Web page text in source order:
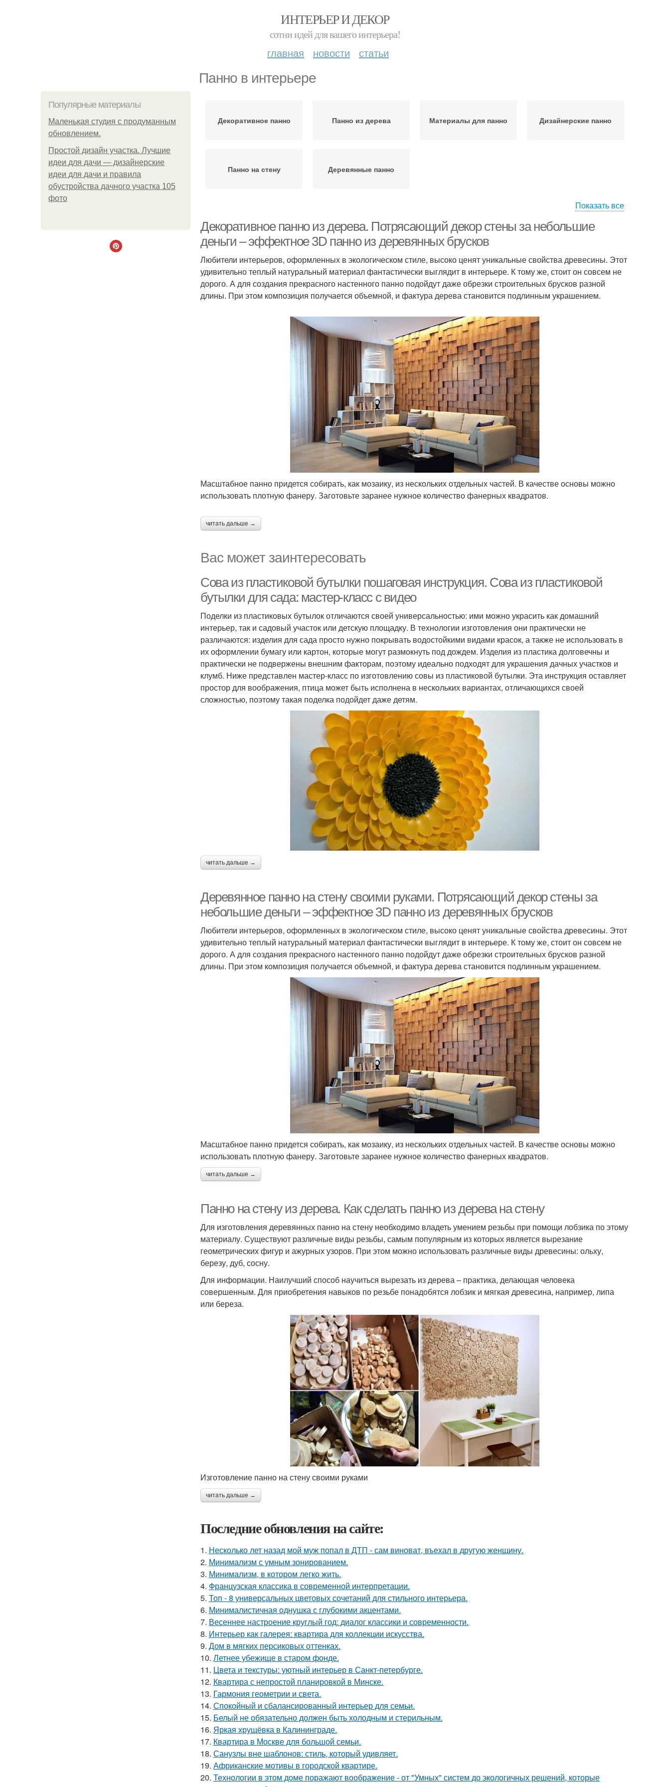
ИНТЕРЬЕР И ДЕКОР
сотни идей для вашего интерьера!
главная новости статьи
Панно в интерьере
Популярные материалы
Маленькая студия с продуманным
обновлением.
Простой дизайн участка. Лучшие
идеи для дачи — дизайнерские
идеи для дачи и правила
обустройства дачного участка 105
фото
Декоративное панно Панно из дерева Материалы для панно Дизайнерские панно
Панно на стену Деревянные панно
Показать все
Декоративное панно из дерева. Потрясающий декор стены за небольшие
деньги – эффектное 3D панно из деревянных брусков
Любители интерьеров, оформленных в экологическом стиле, высоко ценят уникальные свойства древесины. Этот
удивительно теплый натуральный материал фантастически выглядит в интерьере. К тому же, стоит он совсем не
дорого. А для создания прекрасного настенного панно подойдут даже обрезки строительных брусков разной
длины. При этом композиция получается объемной, и фактура дерева становится подлинным украшением.
Масштабное панно придется собирать, как мозаику, из нескольких отдельных частей. В качестве основы можно
использовать плотную фанеру. Заготовьте заранее нужное количество фанерных квадратов.
читать дальше →
Вас может заинтересовать
Сова из пластиковой бутылки пошаговая инструкция. Сова из пластиковой
бутылки для сада: мастер-класс с видео
Поделки из пластиковых бутылок отличаются своей универсальностью: ими можно украсить как домашний
интерьер, так и садовый участок или детскую площадку. В технологии изготовления они практически не
различаются: изделия для сада просто нужно покрывать водостойкими видами красок, а также не использовать в
их оформлении бумагу или картон, которые могут размокнуть под дождем. Изделия из пластика долговечны и
практически не подвержены внешним факторам, поэтому идеально подходят для украшения дачных участков и
клумб. Ниже представлен мастер-класс по изготовлению совы из пластиковой бутылки. Эта инструкция оставляет
простор для воображения, птица может быть исполнена в нескольких вариантах, отличающихся своей
сложностью, поэтому такая поделка подойдет даже детям.
читать дальше →
Деревянное панно на стену своими руками. Потрясающий декор стены за
небольшие деньги – эффектное 3D панно из деревянных брусков
Любители интерьеров, оформленных в экологическом стиле, высоко ценят уникальные свойства древесины. Этот
удивительно теплый натуральный материал фантастически выглядит в интерьере. К тому же, стоит он совсем не
дорого. А для создания прекрасного настенного панно подойдут даже обрезки строительных брусков разной
длины. При этом композиция получается объемной, и фактура дерева становится подлинным украшением.
Масштабное панно придется собирать, как мозаику, из нескольких отдельных частей. В качестве основы можно
использовать плотную фанеру. Заготовьте заранее нужное количество фанерных квадратов.
читать дальше →
Панно на стену из дерева. Как сделать панно из дерева на стену
Для изготовления деревянных панно на стену необходимо владеть умением резьбы при помощи лобзика по этому
материалу. Существуют различные виды резьбы, самым популярным из которых является вырезание
геометрических фигур и ажурных узоров. При этом можно использовать различные виды древесины: ольху,
березу, дуб, сосну.
Для информации. Наилучший способ научиться вырезать из дерева – практика, делающая человека
совершенным. Для приобретения навыков по резьбе понадобятся лобзик и мягкая древесина, например, липа
или береза.
Изготовление панно на стену своими руками
читать дальше →
Последние обновления на сайте:
1. Несколько лет назад мой муж попал в ДТП - сам виноват, въехал в другую женщину.
2. Минимализм с умным зонированием.
3. Минимализм, в котором легко жить.
4. Французская классика в современной интерпретации.
5. Топ - 8 универсальных цветовых сочетаний для стильного интерьера.
6. Минималистичная однушка с глубокими акцентами.
7. Весеннее настроение круглый год: диалог классики и современности.
8. Интерьер как галерея: квартира для коллекции искусства.
9. Дом в мягких персиковых оттенках.
10. Летнее убежище в старом фонде.
11. Цвета и текстуры: уютный интерьер в Санкт-петербурге.
12. Квартира с непростой планировкой в Минске.
13. Гармония геометрии и света.
14. Спокойный и сбалансированный интерьер для семьи.
15. Белый не обязательно должен быть холодным и стерильным.
16. Яркая хрущёвка в Калининграде.
17. Квартира в Москве для большой семьи.
18. Санузлы вне шаблонов: стиль, который удивляет.
19. Африканские мотивы в городской квартире.
20. Технологии в этом доме поражают воображение - от "Умных" систем до экологичных решений, которые